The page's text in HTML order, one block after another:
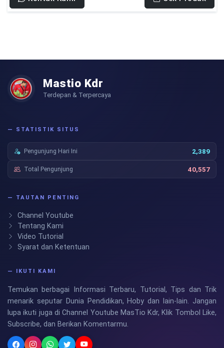
Mastio Kdr
Terdepan & Terpercaya
— STATISTIK SITUS
Pengunjung Hari Ini 2,389
Total Pengunjung 40,557
— TAUTAN PENTING
Channel Youtube
Tentang Kami
Video Tutorial
Syarat dan Ketentuan
— IKUTI KAMI
Temukan berbagai Informasi Terbaru, Tutorial, Tips dan Trik
menarik seputar Dunia Pendidikan, Hoby dan lain-lain. Jangan
lupa ikuti juga di Channel Youtube MasTio Kdr, Klik Tombol Like,
Subscribe, dan Berikan Komentarmu.